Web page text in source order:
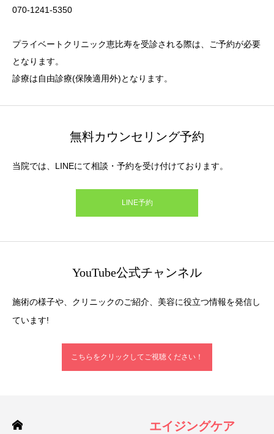
070-1241-5350
プライベートクリニック恵比寿を受診される際は、ご予約が必要
となります。
診療は自由診療(保険適用外)となります。
無料カウンセリング予約
当院では、LINEにて相談・予約を受け付けております。
LINE予約
YouTube公式チャンネル
施術の様子や、クリニックのご紹介、美容に役立つ情報を発信し
ています!
こちらをクリックしてご視聴ください！
エイジングケア